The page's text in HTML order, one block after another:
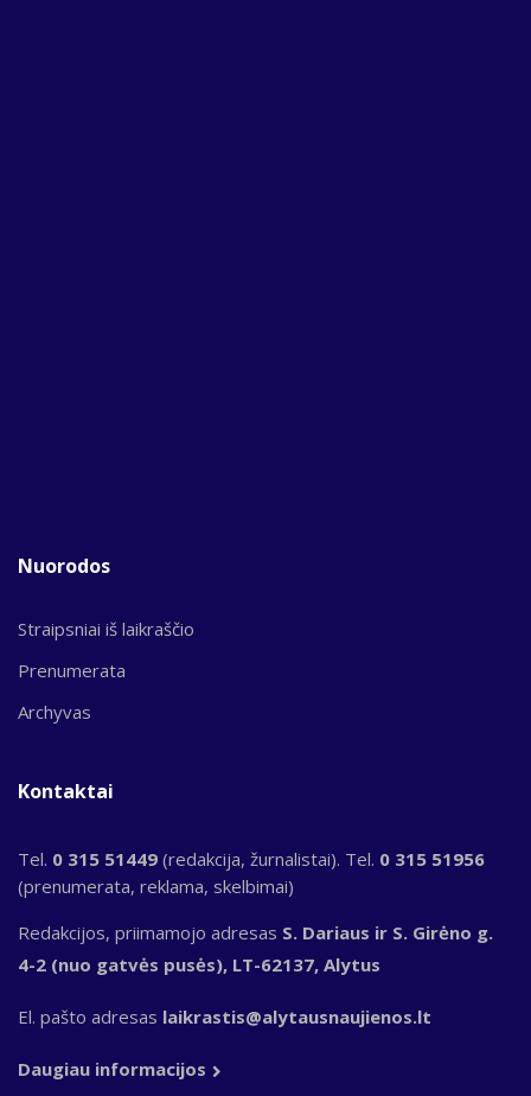
Nuorodos
Straipsniai iš laikraščio
Prenumerata
Archyvas
Kontaktai
Tel. 0 315 51449 (redakcija, žurnalistai). Tel. 0 315 51956
(prenumerata, reklama, skelbimai)
Redakcijos, priimamojo adresas S. Dariaus ir S. Girėno g.
4-2 (nuo gatvės pusės), LT-62137, Alytus
El. pašto adresas laikrastis@alytausnaujienos.lt
Daugiau informacijos